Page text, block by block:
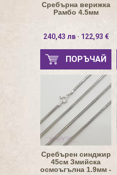
Сребърна верижка
Рамбо 4.5мм
240,43 лв · 122,93 €
ПОРЪЧАЙ
Сребърен синджир
45см Змийска
осмоъгълна 1.9мм -